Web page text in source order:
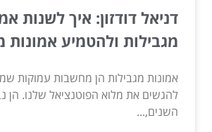
דניאל דודזון: איך לשנות
מגבילות ולהטמיע
אמונות מגבילות הן מחשבות עמוקות
להגשים את מלוא הפוטנציאל שלנו. הן
השנים,...